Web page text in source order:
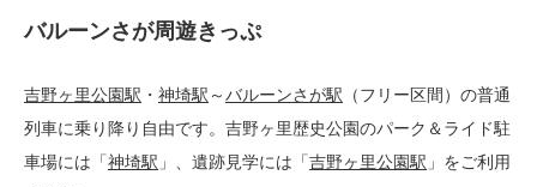
バルーンさが周遊きっぷ
吉野ヶ里公園駅 ・ 神埼駅 ～バルーンさが駅 （フリー区間）の普通
列車に乗り降り自由です。吉野ヶ里歴史公園のパーク＆ライド駐
車場には「神埼駅 」、遺跡見学には「吉野ヶ里公園駅 」をご利用